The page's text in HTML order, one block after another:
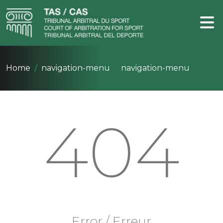
Home navigation-menu navigation-menu
404